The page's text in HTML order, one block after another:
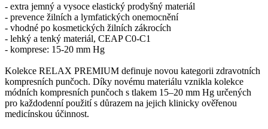
- extra jemný a vysoce elastický prodyšný materiál
- prevence žilních a lymfatických onemocnění
- vhodné po kosmetických žilních zákrocích
- lehký a tenký materiál, CEAP C0-C1
- komprese: 15-20 mm Hg
Kolekce RELAX PREMIUM definuje novou kategorii zdravotních
kompresních punčoch. Díky novému materiálu vznikla kolekce
módních kompresních punčoch s tlakem 15–20 mm Hg určených
pro každodenní použití s důrazem na jejich klinicky ověřenou
medicínskou účinnost.